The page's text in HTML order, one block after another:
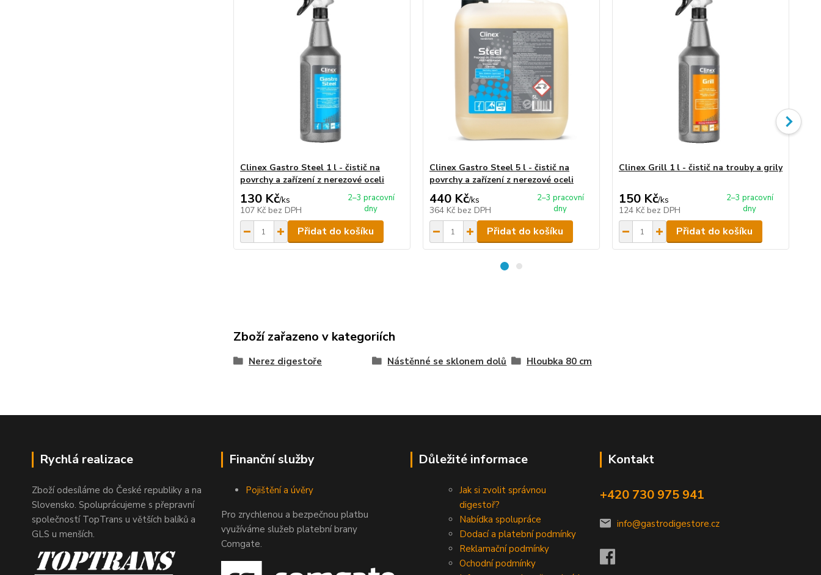
Clinex Gastro Steel 1 l - čistič na
povrchy a zařízení z nerezové oceli
130 Kč/ks
107 Kč bez DPH
2–3 pracovní
dny
Přidat do košíku
Clinex Gastro Steel 5 l - čistič na
povrchy a zařízení z nerezové oceli
440 Kč/ks
364 Kč bez DPH
2–3 pracovní
dny
Přidat do košíku
Clinex Grill 1 l - čistič na trouby a grily
150 Kč/ks
124 Kč bez DPH
2–3 pracovní
dny
Přidat do košíku
Zboží zařazeno v kategoriích
Nerez digestoře Nástěnné se sklonem dolů Hloubka 80 cm
Rychlá realizace
Zboží odesíláme do České republiky a na
Slovensko. Spoluprácujeme s přepravní
společností TopTrans u větších balíků a
GLS u menších.
Finanční služby
Pojištění a úvěry
Pro zrychlenou a bezpečnou platbu
využíváme služeb platební brany
Comgate.
Důležité informace
Jak si zvolit správnou
digestoř?
Nabídka spolupráce
Dodací a platební podmínky
Reklamační podmínky
Ochodní podmínky
Kontakt
+420 730 975 941
info@gastrodigestore.cz